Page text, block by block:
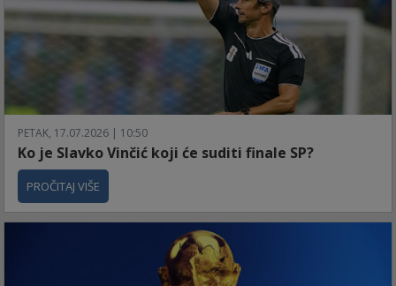
PETAK, 17.07.2026 | 10:50
Ko je Slavko Vinčić koji će suditi finale SP?
PROČITAJ VIŠE